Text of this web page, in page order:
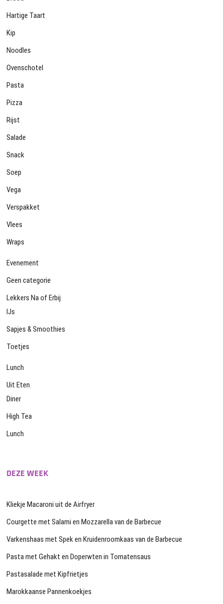
Hartige Taart
Kip
Noodles
Ovenschotel
Pasta
Pizza
Rijst
Salade
Snack
Soep
Vega
Verspakket
Vlees
Wraps
Evenement
Geen categorie
Lekkers Na of Erbij
IJs
Sapjes & Smoothies
Toetjes
Lunch
Uit Eten
Diner
High Tea
Lunch
DEZE WEEK
Kliekje Macaroni uit de Airfryer
Courgette met Salami en Mozzarella van de Barbecue
Varkenshaas met Spek en Kruidenroomkaas van de Barbecue
Pasta met Gehakt en Doperwten in Tomatensaus
Pastasalade met Kipfrietjes
Marokkaanse Pannenkoekjes